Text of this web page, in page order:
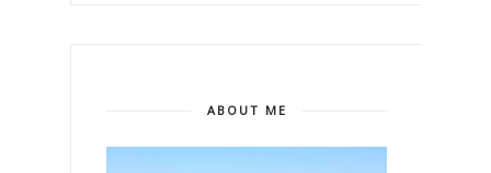
ABOUT ME